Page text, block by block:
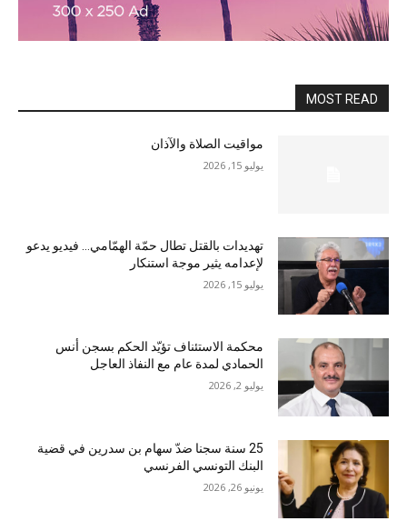
MOST READ
مواقيت الصلاة والآذان
يوليو 15, 2026
تهديدات بالقتل تطال حمّة الهمّامي… فيديو يدعو
لإعدامه يثير موجة استنكار
يوليو 15, 2026
محكمة الاستئناف تؤيّد الحكم بسجن أنس
الحمادي لمدة عام مع النفاذ العاجل
يوليو 2, 2026
25 سنة سجنا ضدّ سهام بن سدرين في قضية
البنك التونسي الفرنسي
يونيو 26, 2026